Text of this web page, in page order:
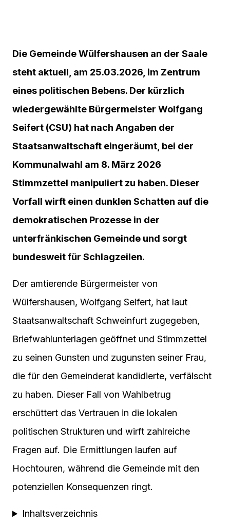
Die Gemeinde Wülfershausen an der Saale
steht aktuell, am 25.03.2026, im Zentrum
eines politischen Bebens. Der kürzlich
wiedergewählte Bürgermeister Wolfgang
Seifert (CSU) hat nach Angaben der
Staatsanwaltschaft eingeräumt, bei der
Kommunalwahl am 8. März 2026
Stimmzettel manipuliert zu haben. Dieser
Vorfall wirft einen dunklen Schatten auf die
demokratischen Prozesse in der
unterfränkischen Gemeinde und sorgt
bundesweit für Schlagzeilen.
Der amtierende Bürgermeister von
Wülfershausen, Wolfgang Seifert, hat laut
Staatsanwaltschaft Schweinfurt zugegeben,
Briefwahlunterlagen geöffnet und Stimmzettel
zu seinen Gunsten und zugunsten seiner Frau,
die für den Gemeinderat kandidierte, verfälscht
zu haben. Dieser Fall von Wahlbetrug
erschüttert das Vertrauen in die lokalen
politischen Strukturen und wirft zahlreiche
Fragen auf. Die Ermittlungen laufen auf
Hochtouren, während die Gemeinde mit den
potenziellen Konsequenzen ringt.
Inhaltsverzeichnis